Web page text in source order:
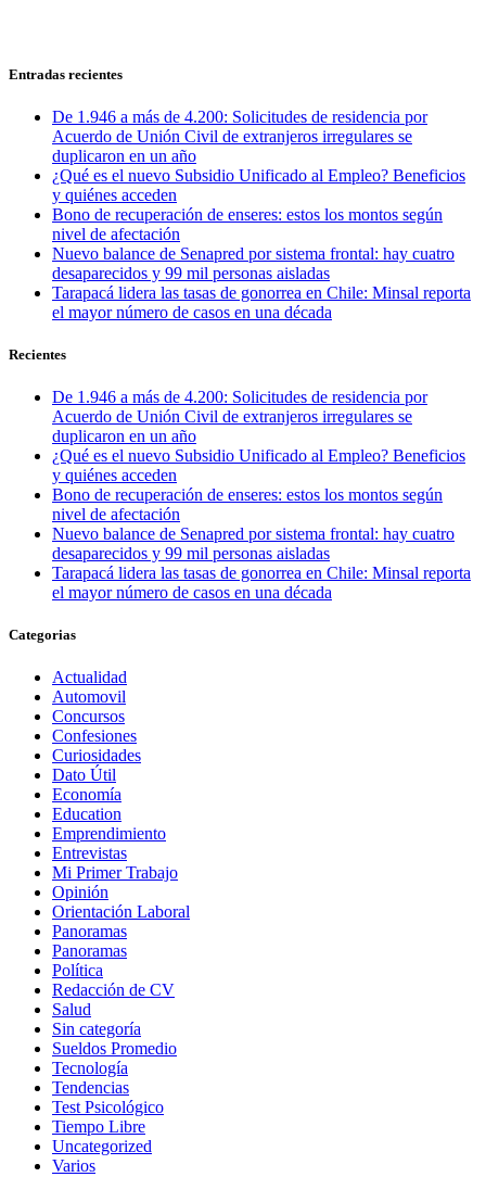
Entradas recientes
De 1.946 a más de 4.200: Solicitudes de residencia por
Acuerdo de Unión Civil de extranjeros irregulares se
duplicaron en un año
¿Qué es el nuevo Subsidio Unificado al Empleo? Beneficios
y quiénes acceden
Bono de recuperación de enseres: estos los montos según
nivel de afectación
Nuevo balance de Senapred por sistema frontal: hay cuatro
desaparecidos y 99 mil personas aisladas
Tarapacá lidera las tasas de gonorrea en Chile: Minsal reporta
el mayor número de casos en una década
Recientes
De 1.946 a más de 4.200: Solicitudes de residencia por
Acuerdo de Unión Civil de extranjeros irregulares se
duplicaron en un año
¿Qué es el nuevo Subsidio Unificado al Empleo? Beneficios
y quiénes acceden
Bono de recuperación de enseres: estos los montos según
nivel de afectación
Nuevo balance de Senapred por sistema frontal: hay cuatro
desaparecidos y 99 mil personas aisladas
Tarapacá lidera las tasas de gonorrea en Chile: Minsal reporta
el mayor número de casos en una década
Categorias
Actualidad
Automovil
Concursos
Confesiones
Curiosidades
Dato Útil
Economía
Education
Emprendimiento
Entrevistas
Mi Primer Trabajo
Opinión
Orientación Laboral
Panoramas
Panoramas
Política
Redacción de CV
Salud
Sin categoría
Sueldos Promedio
Tecnología
Tendencias
Test Psicológico
Tiempo Libre
Uncategorized
Varios